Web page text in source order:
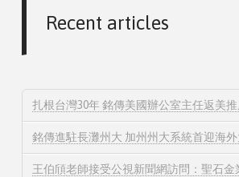
Recent articles
扎根台灣30年 銘傳美國辦公室主任返美
銘傳進駐長灘州大 加州州大系統首迎海
王伯頎老師接受公視新聞網訪問：聖石金